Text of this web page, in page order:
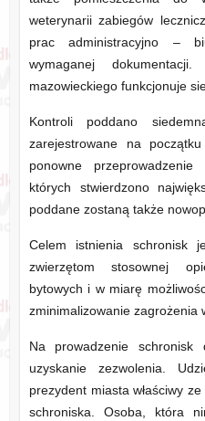
weterynarii zabiegów
prac administracyjno –
wymaganej
mazowieckiego funkcjonuje
Kontroli poddano
zarejestrowane na
ponowne
których stwierdzono
poddane zostaną także
Celem istnienia schronisk
zwierzętom stosownej
bytowych i w miarę
zminimalizowanie zagrożenia
Na prowadzenie
uzyskanie zezwolenia.
prezydent miasta właściwy
schroniska. Osoba, która